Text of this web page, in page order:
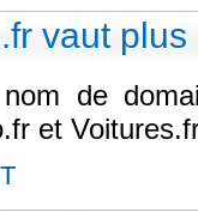
vaut
de
et